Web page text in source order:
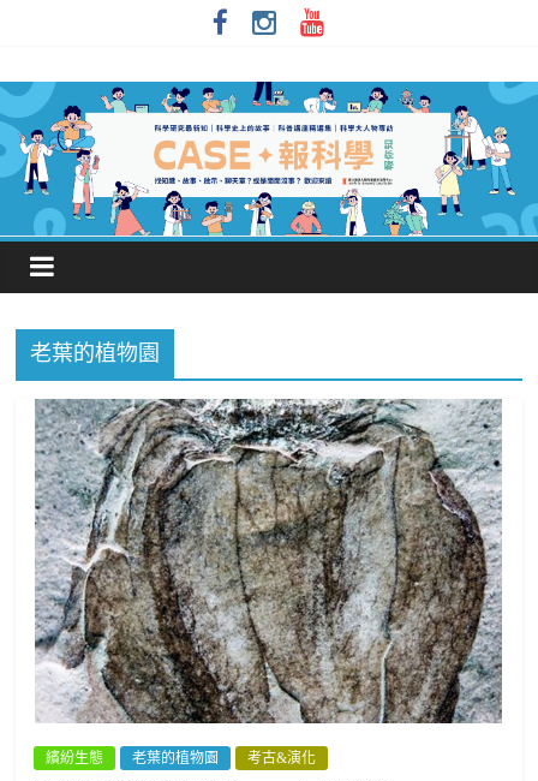
老葉的植物園
繽紛生態 老葉的植物園 考古&演化